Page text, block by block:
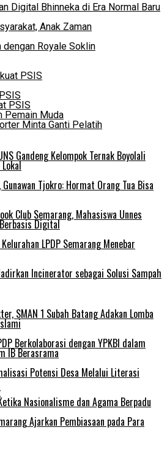
Digital Bhinneka di Era Normal Baru
Anak Zaman
dengan Royale Soklin
PSIS
PSIS
Pemain Muda
Minta Ganti Pelatih
Gandeng Kelompok Ternak Boyolali
Tjokro: Hormat Orang Tua Bisa
Club Semarang, Mahasiswa Unnes
Digital
LPDP Semarang Menebar
Incinerator sebagai Solusi Sampah
SMAN 1 Subah Batang Adakan Lomba
Berkolaborasi dengan YPKBI dalam
IB Berasrama
Potensi Desa Melalui Literasi
Nasionalisme dan Agama Berpadu
Ajarkan Pembiasaan pada Para